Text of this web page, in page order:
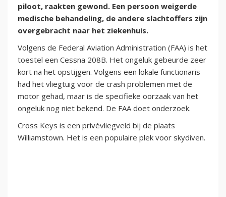
piloot, raakten gewond. Een persoon weigerde
medische behandeling, de andere slachtoffers zijn
overgebracht naar het ziekenhuis.
Volgens de Federal Aviation Administration (FAA) is het
toestel een Cessna 208B. Het ongeluk gebeurde zeer
kort na het opstijgen. Volgens een lokale functionaris
had het vliegtuig voor de crash problemen met de
motor gehad, maar is de specifieke oorzaak van het
ongeluk nog niet bekend. De FAA doet onderzoek.
Cross Keys is een privévliegveld bij de plaats
Williamstown. Het is een populaire plek voor skydiven.